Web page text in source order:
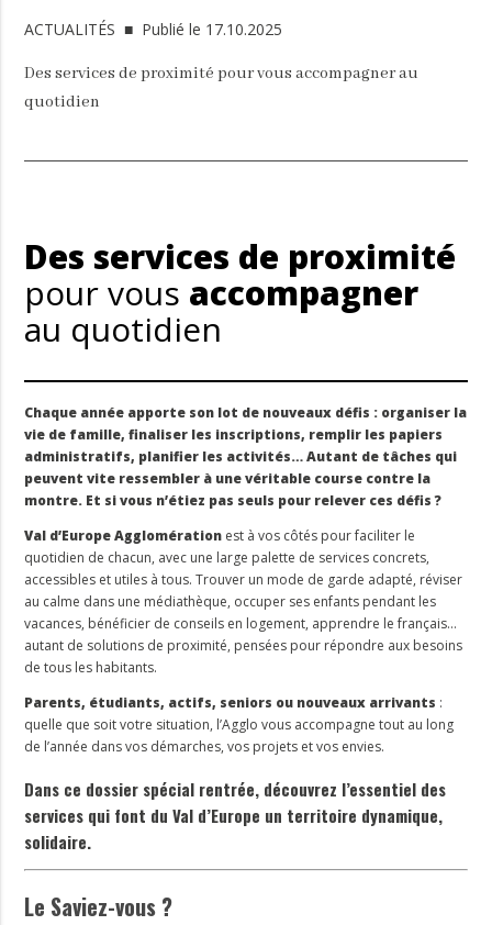
ACTUALITÉS ■ Publié le 17.10.2025
Des services de proximité pour vous accompagner au
quotidien
Des services de proximité
pour vous accompagner
au quotidien
Chaque année apporte son lot de nouveaux défis : organiser la
vie de famille, finaliser les inscriptions, remplir les papiers
administratifs, planifier les activités… Autant de tâches qui
peuvent vite ressembler à une véritable course contre la
montre. Et si vous n’étiez pas seuls pour relever ces défis ?
Val d’Europe Agglomération est à vos côtés pour faciliter le
quotidien de chacun, avec une large palette de services concrets,
accessibles et utiles à tous. Trouver un mode de garde adapté, réviser
au calme dans une médiathèque, occuper ses enfants pendant les
vacances, bénéficier de conseils en logement, apprendre le français…
autant de solutions de proximité, pensées pour répondre aux besoins
de tous les habitants.
Parents, étudiants, actifs, seniors ou nouveaux arrivants :
quelle que soit votre situation, l’Agglo vous accompagne tout au long
de l’année dans vos démarches, vos projets et vos envies.
Dans ce dossier spécial rentrée, découvrez l’essentiel des
services qui font du Val d’Europe un territoire dynamique,
solidaire.
Le Saviez-vous ?